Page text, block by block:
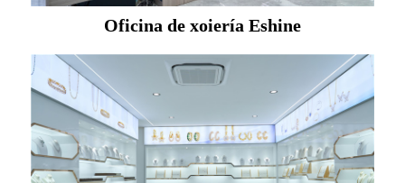
Oficina de xoiería Eshine